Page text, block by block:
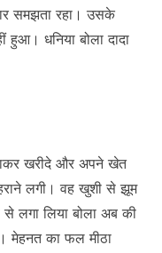
समझता रहा। उसके
हुआ। धनिया बोला दादा
खरीदे और अपने खेत
लगी। वह खुशी से झूम
लिया बोला अब की
मेहनत का फल मीठा